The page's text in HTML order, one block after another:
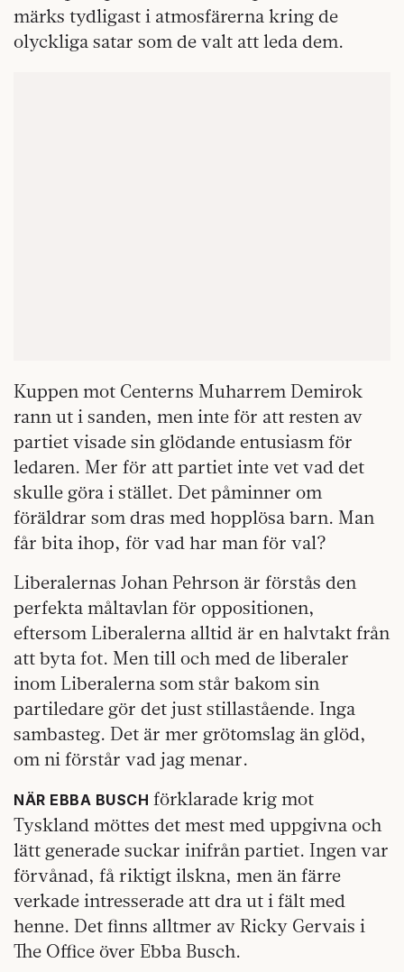
märks tydligast i atmosfärerna kring de
olyckliga satar som de valt att leda dem.
Kuppen mot Centerns Muharrem Demirok
rann ut i sanden, men inte för att resten av
partiet visade sin glödande entusiasm för
ledaren. Mer för att partiet inte vet vad det
skulle göra i stället. Det påminner om
föräldrar som dras med hopplösa barn. Man
får bita ihop, för vad har man för val?
Liberalernas Johan Pehrson är förstås den
perfekta måltavlan för oppositionen,
eftersom Liberalerna alltid är en halvtakt från
att byta fot. Men till och med de liberaler
inom Liberalerna som står bakom sin
partiledare gör det just stillastående. Inga
sambasteg. Det är mer grötomslag än glöd,
om ni förstår vad jag menar.
NÄR EBBA BUSCH förklarade krig mot
Tyskland möttes det mest med uppgivna och
lätt generade suckar inifrån partiet. Ingen var
förvånad, få riktigt ilskna, men än färre
verkade intresserade att dra ut i fält med
henne. Det finns alltmer av Ricky Gervais i
The Office över Ebba Busch.